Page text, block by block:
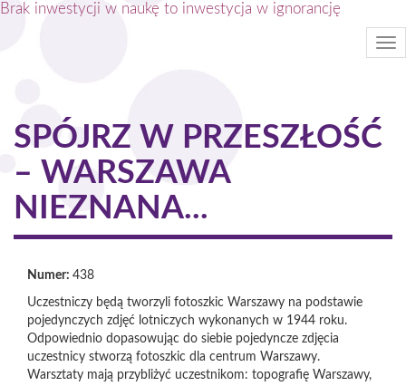
Brak inwestycji w naukę to inwestycja w ignorancję
SPÓJRZ W PRZESZŁOŚĆ
– WARSZAWA
NIEZNANA...
Numer: 438
Uczestniczy będą tworzyli fotoszkic Warszawy na podstawie
pojedynczych zdjęć lotniczych wykonanych w 1944 roku.
Odpowiednio dopasowując do siebie pojedyncze zdjęcia
uczestnicy stworzą fotoszkic dla centrum Warszawy.
Warsztaty mają przybliżyć uczestnikom: topografię Warszawy,